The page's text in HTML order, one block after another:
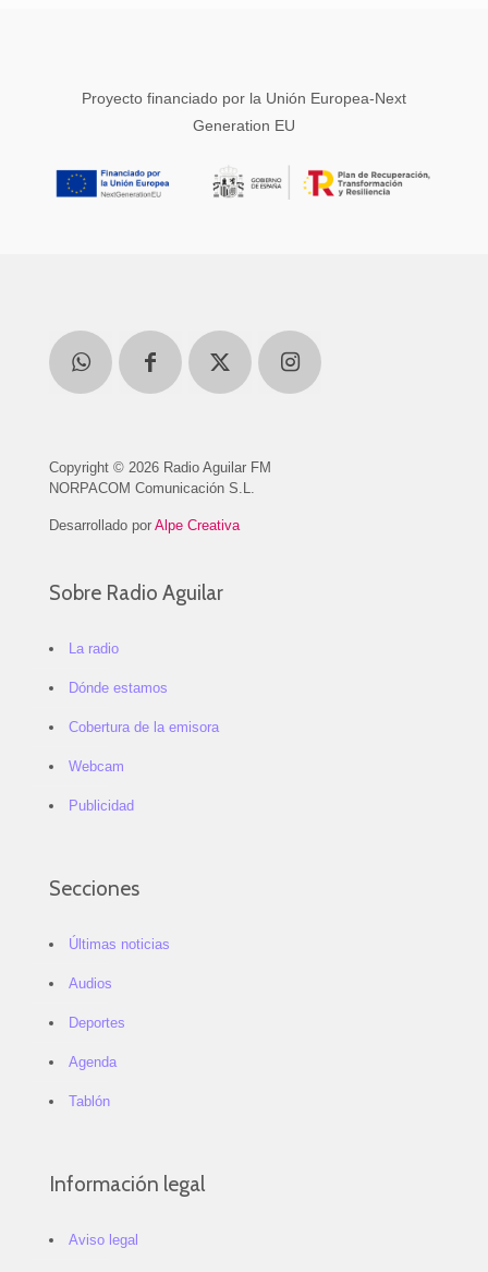
Proyecto financiado por la Unión Europea-Next
Generation EU
Copyright © 2026 Radio Aguilar FM
NORPACOM Comunicación S.L.
Desarrollado por Alpe Creativa
Sobre Radio Aguilar
La radio
Dónde estamos
Cobertura de la emisora
Webcam
Publicidad
Secciones
Últimas noticias
Audios
Deportes
Agenda
Tablón
Información legal
Aviso legal